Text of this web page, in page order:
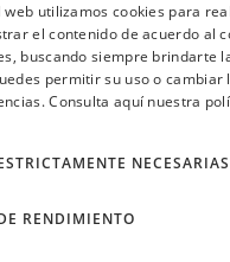
ayuda? (02)
web utilizamos cookies para
el contenido de acuerdo al
buscando siempre brindarte
permitir su uso o cambiar
Consulta aquí nuestra
NECESARIAS
RENDIMIENTO